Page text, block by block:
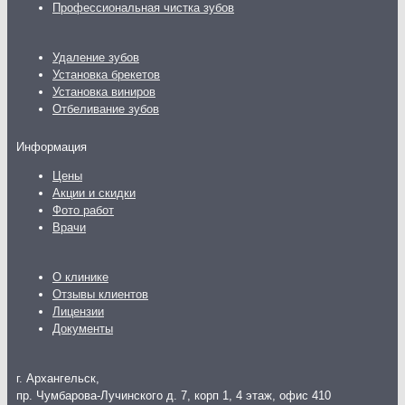
Профессиональная чистка зубов
Удаление зубов
Установка брекетов
Установка виниров
Отбеливание зубов
Информация
Цены
Акции и скидки
Фото работ
Врачи
О клинике
Отзывы клиентов
Лицензии
Документы
г. Архангельск,
пр. Чумбарова-Лучинского д. 7, корп 1, 4 этаж, офис 410